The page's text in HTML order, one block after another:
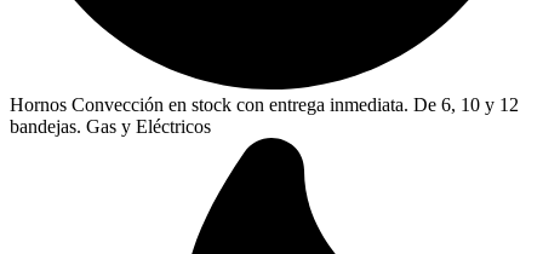
Hornos Convección en stock con entrega inmediata. De 6, 10 y 12
bandejas. Gas y Eléctricos